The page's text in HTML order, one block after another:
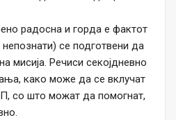
радосна и горда е фактот
се подготвени да
мисија. Речиси секојдневно
како може да се вклучат
со што можат да помогнат,